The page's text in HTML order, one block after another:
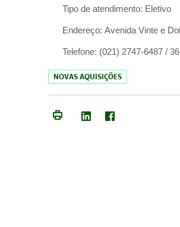
Tipo de atendimento: Eletivo
Endereço: Avenida Vinte e
Telefone: (021) 2747-6487 /
NOVAS AQUISIÇÕES